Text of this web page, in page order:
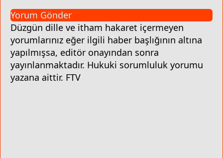
Yorum Gönder
Düzgün dille ve itham hakaret içermeyen
yorumlarınız eğer ilgili haber başlığının altına
yapılmışsa, editör onayından sonra
yayınlanmaktadır. Hukuki sorumluluk yorumu
yazana aittir. FTV